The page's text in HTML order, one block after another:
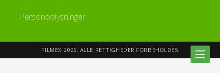
Personoplysninger
FILMEX 2026. ALLE RETTIGHEDER FORBEHOLDES